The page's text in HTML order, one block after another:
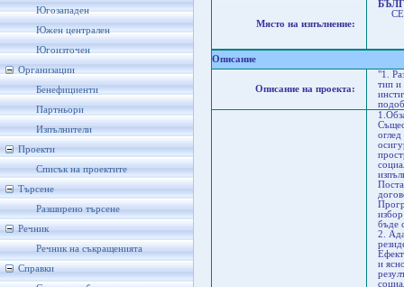
Югозападен
Южен централен
Югоизточен
Организации
Бенефициенти
Партньори
Изпълнители
Проекти
Списък на проектите
Търсене
Разширено търсене
Речник
Речник на съкращенията
Справки
Място на изпълнение:
Описание
Описание на проекта:
"1.
тип и
бъде
2.
и